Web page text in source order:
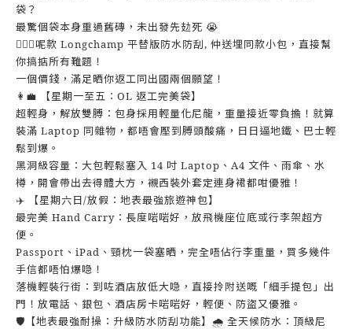
袋？
最驚個袋本身重過舊磚，未出發先攰死 😭
💁🏻‍♀️呢款 Longchamp 平替版防水防刮, 仲送埋同款小包，直接幫
你搞掂所有難題！
一個價錢，滿足晒你返工同出國兩個願望！
👩‍💼 【星期一至五：OL 返工完美袋】
超輕身，解放雙膊：包身採用輕量化尼龍，重量接近零負擔！就算
裝滿 Laptop 同雜物，都唔會壓到膊頭酸痛，日日逼地鐵、巴士輕
鬆到爆。
黑洞級容量：大包輕鬆塞入 14 吋 Laptop、A4 文件、雨傘、水
樽，開會帶出去得體大方，襯西裝外套定連身裙都咁優雅！
✈️ 【星期六日/放假：地表最強旅遊神包】
最完美 Hand Carry：長度啱啱好，放飛機座位底或行李架超方
便。
Passport、iPad、頸枕一袋塞晒，完全唔佔行李重量，買多幾件
手信都唔怕爆喼！
落機輕裝行街：到咗酒店放低大喼，直接拎附送嘅「細手提包」出
門！放電話、銀包、酒店房卡啱啱好，輕便、防盜又優雅。
🛡️【地表最強耐操：升級防水防刮功能】🌧️ 全天候防水：頂級尼